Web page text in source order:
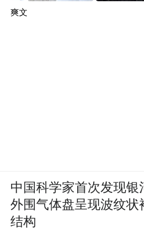
爽文
中国科学家首次发现银
外围气体盘呈现波纹状
结构